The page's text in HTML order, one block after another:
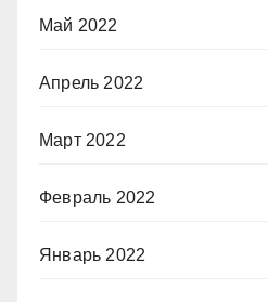
Май 2022
Апрель 2022
Март 2022
Февраль 2022
Январь 2022